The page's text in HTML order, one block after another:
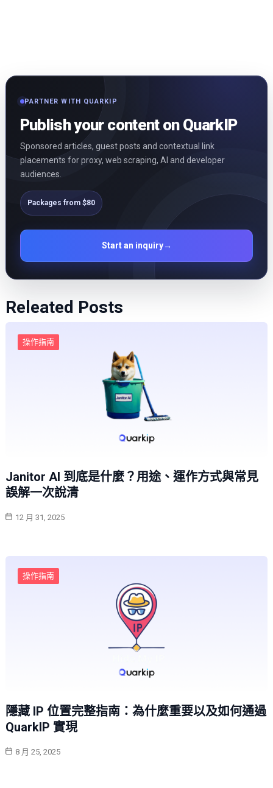
PARTNER WITH QUARKIP
Publish your content on QuarkIP
Sponsored articles, guest posts and contextual link
placements for proxy, web scraping, AI and developer
audiences.
Packages from $80
Start an inquiry→
Releated Posts
操作指南
Janitor AI 到底是什麼？用途、運作方式與常見
誤解一次說清
12 月 31, 2025
操作指南
隱藏 IP 位置完整指南：為什麼重要以及如何通過
QuarkIP 實現
8 月 25, 2025